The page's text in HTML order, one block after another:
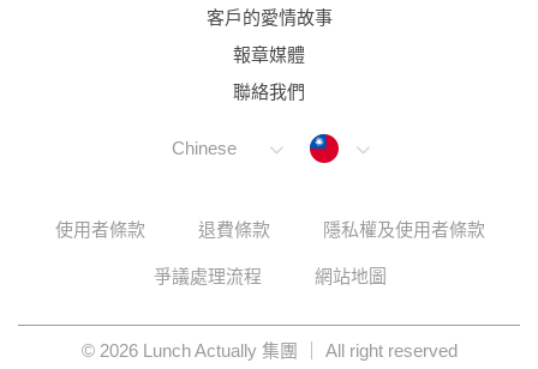
客戶的愛情故事
報章媒體
聯絡我們
Chinese Taiwan
使用者條款 退費條款 隱私權及使用者條款
爭議處理流程 網站地圖
© 2026 Lunch Actually 集團 ｜ All right reserved